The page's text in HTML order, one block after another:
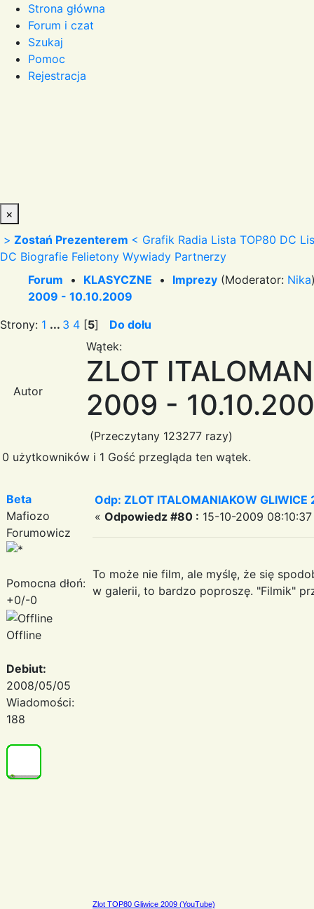
Strona główna
Forum i czat
Szukaj
Pomoc
Rejestracja
×
> Zostań Prezenterem < Grafik Radia Lista TOP80 DC
DC Biografie Felietony Wywiady Partnerzy
Forum • KLASYCZNE • Imprezy (Moderator: Nika
2009 - 10.10.2009
Strony: 1 ... 3 4 [5] Do dołu
Autor
Wątek:
ZLOT
2009 -
(Przeczytany 123277 razy)
0 użytkowników i 1 Gość przegląda ten wątek.
Beta
Mafiozo
Forumowicz
Pomocna dłoń:
+0/-0
Offline
Debiut:
2008/05/05
Wiadomości:
188
Odp: ZLOT ITALOMANIAKOW
« Odpowiedz #80 : 15-10-2009
To może nie film, ale myślę, że się
w galerii, to bardzo poproszę. "Filmik"
Zlot TOP80 Gliwice 2009 (YouTube)